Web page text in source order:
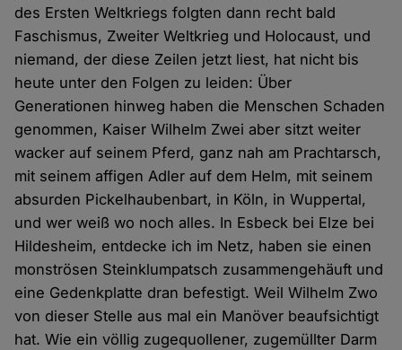
des Ersten Weltkriegs folgten dann recht bald
Faschismus, Zweiter Weltkrieg und Holocaust, und
niemand, der diese Zeilen jetzt liest, hat nicht bis
heute unter den Folgen zu leiden: Über
Generationen hinweg haben die Menschen Schaden
genommen, Kaiser Wilhelm Zwei aber sitzt weiter
wacker auf seinem Pferd, ganz nah am Prachtarsch,
mit seinem affigen Adler auf dem Helm, mit seinem
absurden Pickelhaubenbart, in Köln, in Wuppertal,
und wer weiß wo noch alles. In Esbeck bei Elze bei
Hildesheim, entdecke ich im Netz, haben sie einen
monströsen Steinklumpatsch zusammengehäuft und
eine Gedenkplatte dran befestigt. Weil Wilhelm Zwo
von dieser Stelle aus mal ein Manöver beaufsichtigt
hat. Wie ein völlig zugequollener, zugemüllter Darm